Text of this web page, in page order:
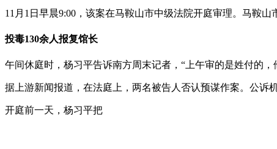
11月1日早晨9:00，该案在马鞍山市中级法院开庭审理。马鞍
投毒130余人报复馆长
午间休庭时，杨习平告诉南方周末记者，“上午审的是姓付的
据上游新闻报道，在法庭上，两名被告人否认预谋作案。公诉
开庭前一天，杨习平把